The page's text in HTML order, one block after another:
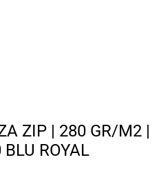
ZIP | 280 GR/M2 |
ROYAL